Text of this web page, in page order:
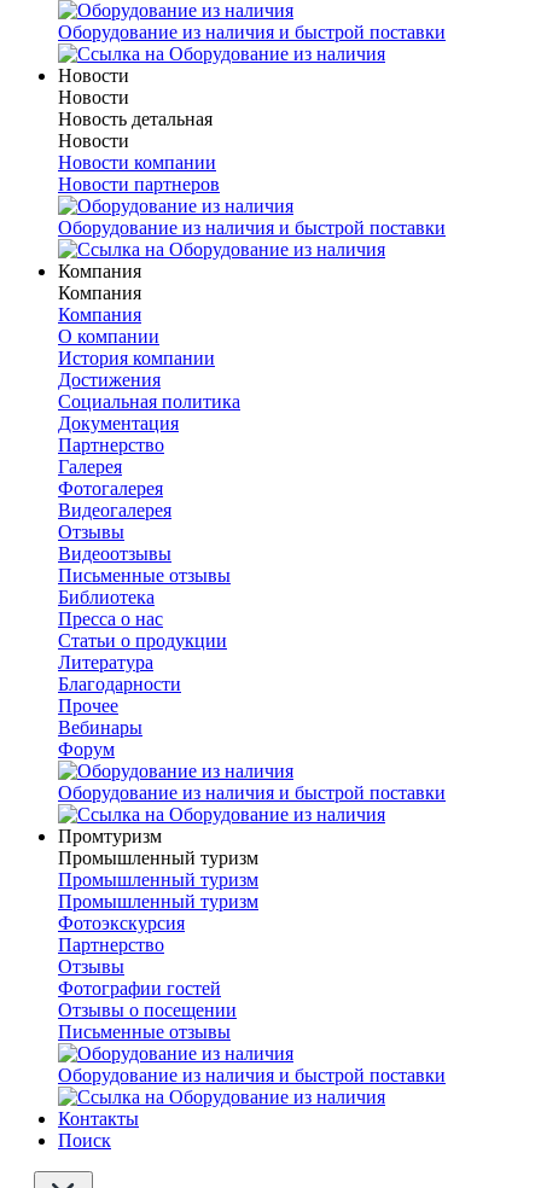
Оборудование из наличия и быстрой поставки
Новости
Новости
Новость детальная
Новости
Новости компании
Новости партнеров
Оборудование из наличия и быстрой поставки
Компания
Компания
Компания
О компании
История компании
Достижения
Социальная политика
Документация
Партнерство
Галерея
Фотогалерея
Видеогалерея
Отзывы
Видеоотзывы
Письменные отзывы
Библиотека
Пресса о нас
Статьи о продукции
Литература
Благодарности
Прочее
Вебинары
Форум
Оборудование из наличия и быстрой поставки
Промтуризм
Промышленный туризм
Промышленный туризм
Промышленный туризм
Фотоэкскурсия
Партнерство
Отзывы
Фотографии гостей
Отзывы о посещении
Письменные отзывы
Оборудование из наличия и быстрой поставки
Контакты
Поиск